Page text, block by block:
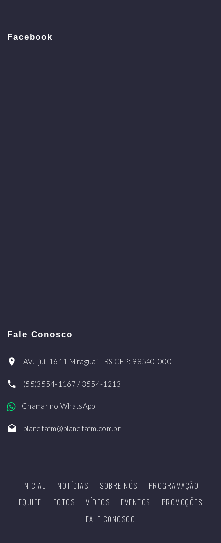
Facebook
Fale Conosco
AV. Ijuí, 1611 Miraguaí - RS CEP: 98540-000
(55)3554-1167 / 3554-1213
Chamar no WhatsApp
planetafm@planetafm.com.br
INICIAL NOTÍCIAS SOBRE NÓS
PROGRAMAÇÃO
EQUIPE
FOTOS VÍDEOS EVENTOS
PROMOÇÕES
FALE CONOSCO